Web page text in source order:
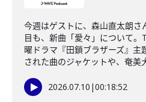
今週はゲストに、森山直太朗さ
目も、新曲「愛々」について
曜ドラマ『田鎖ブラザーズ』主
された曲のジャケットや、奄美
2026.07.10 |00:18:52